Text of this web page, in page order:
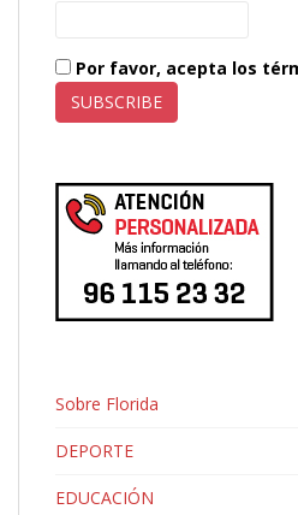
Por favor, acepta los
Sobre Florida
DEPORTE
EDUCACIÓN